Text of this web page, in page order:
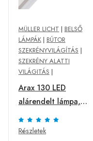
MÜLLER LICHT | BELSŐ
LÁMPÁK | BÚTOR
SZEKRÉNYVILÁGÍTÁS |
SZEKRÉNY ALATTI
VILÁGITÁS |
Arax 130 LED
alárendelt lámpa,
128,8 cm 14 W
Részletek